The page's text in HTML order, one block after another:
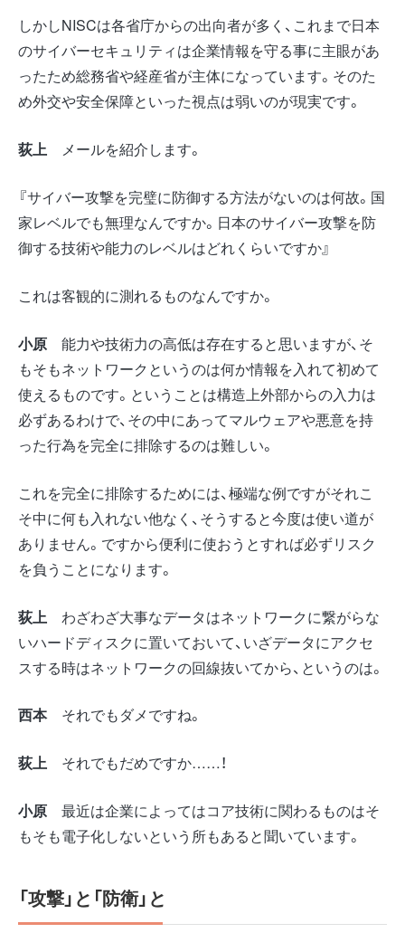
しかしNISCは各省庁からの出向者が多く、これまで日本
のサイバーセキュリティは企業情報を守る事に主眼があ
ったため総務省や経産省が主体になっています。そのた
め外交や安全保障といった視点は弱いのが現実です。
荻上 メールを紹介します。
『サイバー攻撃を完璧に防御する方法がないのは何故。国
家レベルでも無理なんですか。日本のサイバー攻撃を防
御する技術や能力のレベルはどれくらいですか』
これは客観的に測れるものなんですか。
小原 能力や技術力の高低は存在すると思いますが、そ
もそもネットワークというのは何か情報を入れて初めて
使えるものです。ということは構造上外部からの入力は
必ずあるわけで、その中にあってマルウェアや悪意を持
った行為を完全に排除するのは難しい。
これを完全に排除するためには、極端な例ですがそれこ
そ中に何も入れない他なく、そうすると今度は使い道が
ありません。ですから便利に使おうとすれば必ずリスク
を負うことになります。
荻上 わざわざ大事なデータはネットワークに繋がらな
いハードディスクに置いておいて、いざデータにアクセ
スする時はネットワークの回線抜いてから、というのは。
西本それでもダメですね。
荻上 それでもだめですか……！
小原 最近は企業によってはコア技術に関わるものはそ
もそも電子化しないという所もあると聞いています。
「攻撃」と「防衛」と